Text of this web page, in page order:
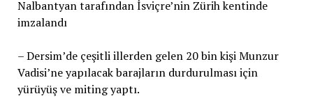
Nalbantyan tarafından İsviçre’nin Zürih kentinde
imzalandı
– Dersim’de çeşitli illerden gelen 20 bin kişi Munzur
Vadisi’ne yapılacak barajların durdurulması için
yürüyüş ve miting yaptı.